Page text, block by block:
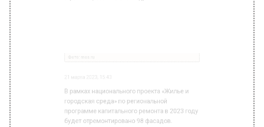
Реконструкция фасадов зданий-это
сохранение несущей способности
конструкции здания, улучшение его
теплотехнических характеристик и